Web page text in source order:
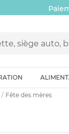
Fête des mères